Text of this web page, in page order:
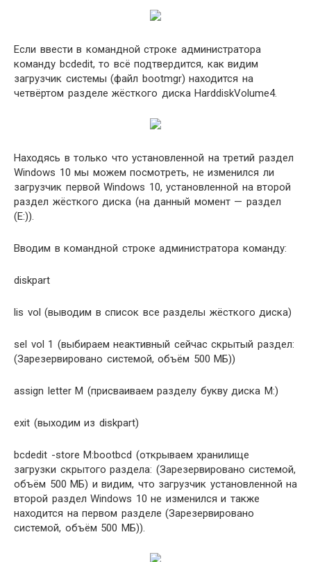
Если ввести в командной строке администратора
команду bcdedit, то всё подтвердится, как видим
загрузчик системы (файл bootmgr) находится на
четвёртом разделе жёсткого диска HarddiskVolume4.
Находясь в только что установленной на третий раздел
Windows 10 мы можем посмотреть, не изменился ли
загрузчик первой Windows 10, установленной на второй
раздел жёсткого диска (на данный момент — раздел
(E:)).
Вводим в командной строке администратора команду:
diskpart
lis vol (выводим в список все разделы жёсткого диска)
sel vol 1 (выбираем неактивный сейчас скрытый раздел:
(Зарезервировано системой, объём 500 МБ))
assign letter M (присваиваем разделу букву диска M:)
exit (выходим из diskpart)
bcdedit -store M:bootbcd (открываем хранилище
загрузки скрытого раздела: (Зарезервировано системой,
объём 500 МБ) и видим, что загрузчик установленной на
второй раздел Windows 10 не изменился и также
находится на первом разделе (Зарезервировано
системой, объём 500 МБ)).